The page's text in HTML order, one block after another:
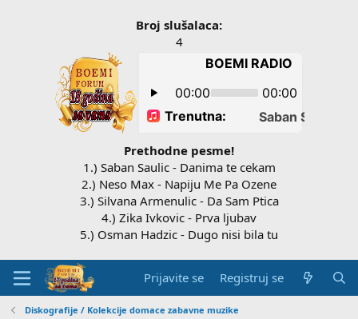
Broj slušalaca:
4
Prethodne pesme!
1.) Saban Saulic - Danima te cekam
2.) Neso Max - Napiju Me Pa Ozene
3.) Silvana Armenulic - Da Sam Ptica
4.) Zika Ivkovic - Prva ljubav
5.) Osman Hadzic - Dugo nisi bila tu
Prijavite se Registruj se
Diskografije / Kolekcije domace zabavne muzike